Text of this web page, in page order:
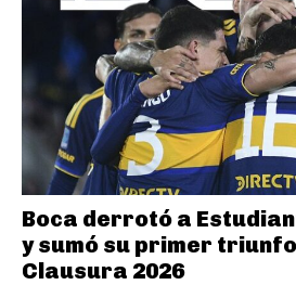
Boca derrotó a
y sumó su primer
Clausura 2026